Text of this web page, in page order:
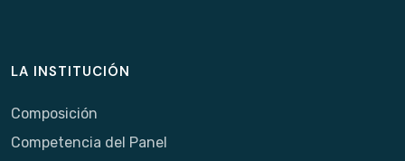
LA INSTITUCIÓN
Composición
Competencia del Panel